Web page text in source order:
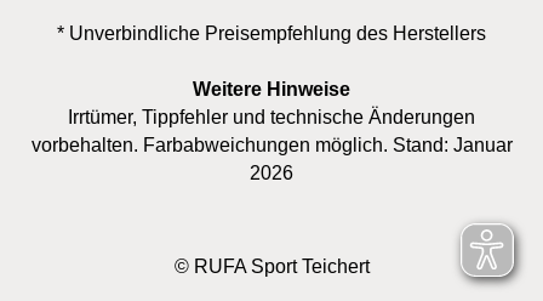
* Unverbindliche Preisempfehlung des Herstellers
Weitere Hinweise
Irrtümer, Tippfehler und technische Änderungen
vorbehalten. Farbabweichungen möglich. Stand: Januar
2026
© RUFA Sport Teichert